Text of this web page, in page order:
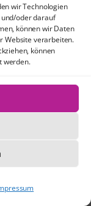
wir Technologien
oder darauf
können wir Daten
Website verarbeiten.
können
werden.
Köln-Mülheim
28
Grafiken dieser Website
nicht anders angegeben,
Commons-Lizenz CC